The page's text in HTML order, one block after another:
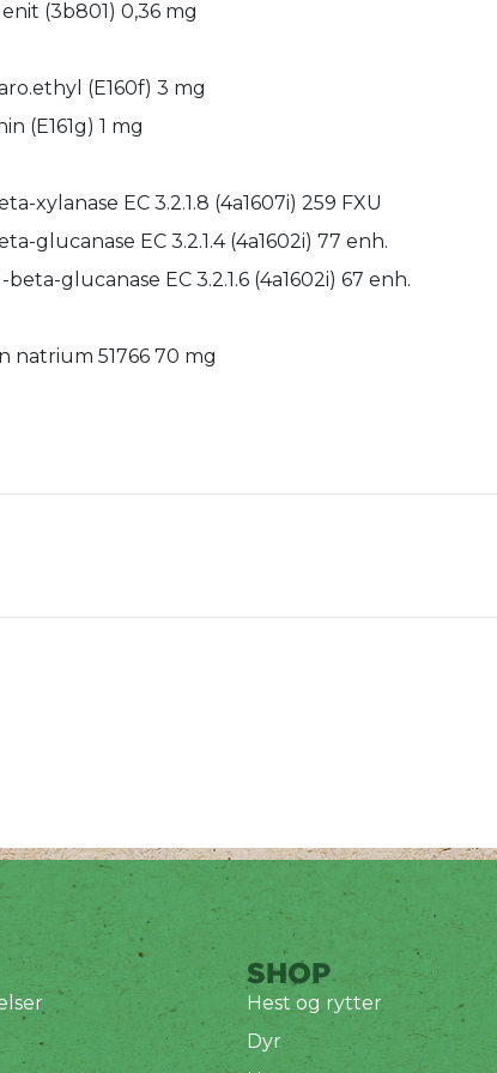
(3b801) 0,36 mg
(E160f) 3 mg
(E161g) 1 mg
xylanase EC 3.2.1.8 (4a1607i) 259 FXU
glucanase EC 3.2.1.4 (4a1602i) 77 enh.
beta-glucanase EC 3.2.1.6 (4a1602i) 67 enh.
natrium 51766 70 mg
SHOP
Hest og rytter
Dyr